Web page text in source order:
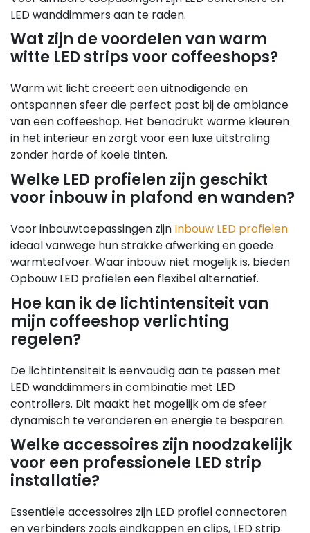
LED wanddimmers aan te raden.
Wat zijn de voordelen van warm
witte LED strips voor coffeeshops?
Warm wit licht creëert een uitnodigende en
ontspannen sfeer die perfect past bij de ambiance
van een coffeeshop. Het benadrukt warme kleuren
in het interieur en zorgt voor een luxe uitstraling
zonder harde of koele tinten.
Welke LED profielen zijn geschikt
voor inbouw in plafond en wanden?
Voor inbouwtoepassingen zijn Inbouw LED profielen
ideaal vanwege hun strakke afwerking en goede
warmteafvoer. Waar inbouw niet mogelijk is, bieden
Opbouw LED profielen een flexibel alternatief.
Hoe kan ik de lichtintensiteit van
mijn coffeeshop verlichting
regelen?
De lichtintensiteit is eenvoudig aan te passen met
LED wanddimmers in combinatie met LED
controllers. Dit maakt het mogelijk om de sfeer
dynamisch te veranderen en energie te besparen.
Welke accessoires zijn noodzakelijk
voor een professionele LED strip
installatie?
Essentiële accessoires zijn LED profiel connectoren
en verbinders zoals eindkappen en clips, LED strip